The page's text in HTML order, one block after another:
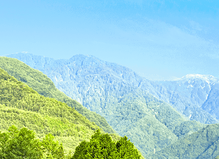
ス
が
た
つ
映
え
る